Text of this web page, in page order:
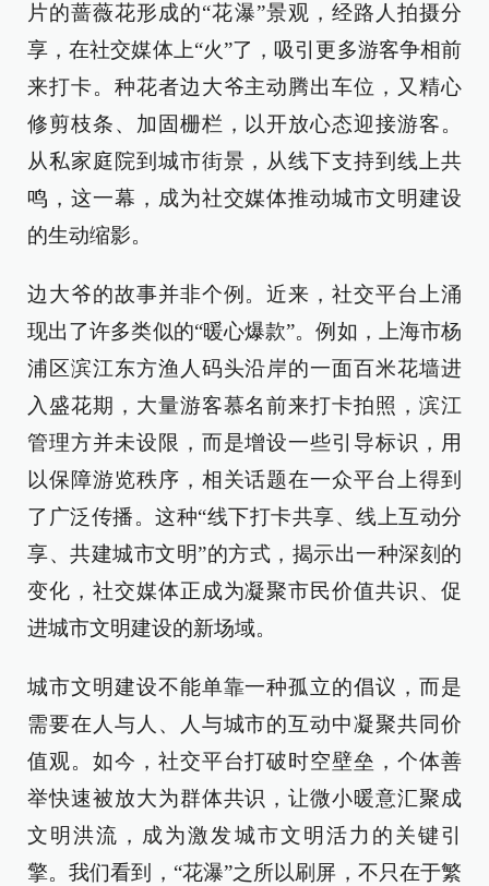
片的蔷薇花形成的“花瀑”景观，经路人拍摄分
享，在社交媒体上“火”了，吸引更多游客争相前
来打卡。种花者边大爷主动腾出车位，又精心
修剪枝条、加固栅栏，以开放心态迎接游客。
从私家庭院到城市街景，从线下支持到线上共
鸣，这一幕，成为社交媒体推动城市文明建设
的生动缩影。
边大爷的故事并非个例。近来，社交平台上涌
现出了许多类似的“暖心爆款”。例如，上海市杨
浦区滨江东方渔人码头沿岸的一面百米花墙进
入盛花期，大量游客慕名前来打卡拍照，滨江
管理方并未设限，而是增设一些引导标识，用
以保障游览秩序，相关话题在一众平台上得到
了广泛传播。这种“线下打卡共享、线上互动分
享、共建城市文明”的方式，揭示出一种深刻的
变化，社交媒体正成为凝聚市民价值共识、促
进城市文明建设的新场域。
城市文明建设不能单靠一种孤立的倡议，而是
需要在人与人、人与城市的互动中凝聚共同价
值观。如今，社交平台打破时空壁垒，个体善
举快速被放大为群体共识，让微小暖意汇聚成
文明洪流，成为激发城市文明活力的关键引
擎。我们看到，“花瀑”之所以刷屏，不只在于繁